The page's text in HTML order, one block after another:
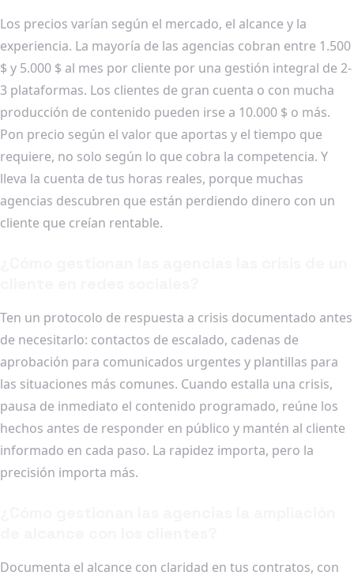
Los precios varían según el mercado, el alcance y la
experiencia. La mayoría de las agencias cobran entre 1.500
$ y 5.000 $ al mes por cliente por una gestión integral de 2-
3 plataformas. Los clientes de gran cuenta o con mucha
producción de contenido pueden irse a 10.000 $ o más.
Pon precio según el valor que aportas y el tiempo que
requiere, no solo según lo que cobra la competencia. Y
lleva la cuenta de tus horas reales, porque muchas
agencias descubren que están perdiendo dinero con un
cliente que creían rentable.
Ten un protocolo de respuesta a crisis documentado antes
de necesitarlo: contactos de escalado, cadenas de
aprobación para comunicados urgentes y plantillas para
las situaciones más comunes. Cuando estalla una crisis,
pausa de inmediato el contenido programado, reúne los
hechos antes de responder en público y mantén al cliente
informado en cada paso. La rapidez importa, pero la
precisión importa más.
Documenta el alcance con claridad en tus contratos, con